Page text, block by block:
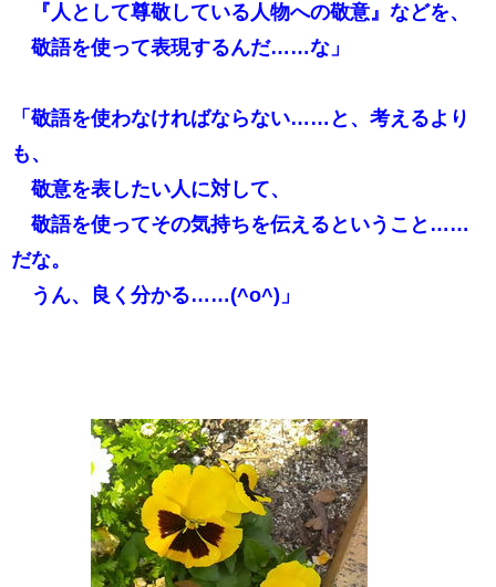
『人として尊敬している人物への敬意』などを、
敬語を使って表現するんだ……な」
「敬語を使わなければならない……と、考えるより
も、
敬意を表したい人に対して、
敬語を使ってその気持ちを伝えるということ……
だな。
うん、良く分かる……(^o^)」